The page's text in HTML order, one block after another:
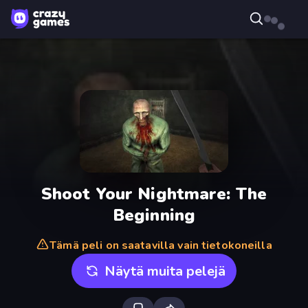
Shoot Your Nightmare: The
Beginning
Tämä peli on saatavilla vain tietokoneilla
Näytä muita pelejä